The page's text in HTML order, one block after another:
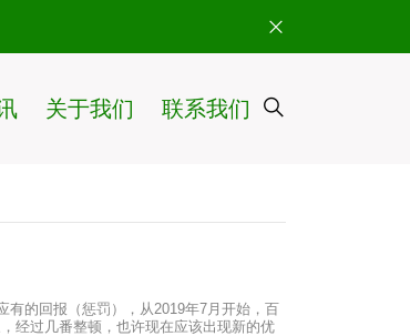
关于我们 联系我们
有的回报（惩罚），从2019年7月开始，百
经过几番整顿，也许现在应该出现新的优